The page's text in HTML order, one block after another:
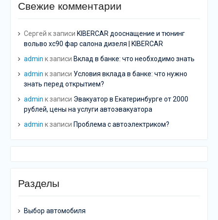
Свежие комментарии
Сергей к записи KIBERCAR дооснащение и тюнинг
вольво хс90 фар салона дизеля | KIBERCAR
admin к записи Вклад в банке: что необходимо знать
admin к записи Условия вклада в банке: что нужно
знать перед открытием?
admin к записи Эвакуатор в Екатеринбурге от 2000
рублей, цены на услуги автоэвакуатора
admin к записи Проблема с автоэлектриком?
Разделы
Выбор автомобиля